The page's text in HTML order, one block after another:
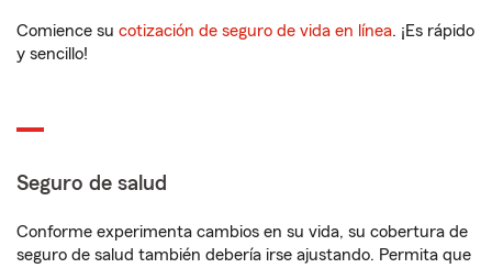
Comience su cotización de seguro de vida en línea. ¡Es rápido
y sencillo!
Seguro de salud
Conforme experimenta cambios en su vida, su cobertura de
seguro de salud también debería irse ajustando. Permita que